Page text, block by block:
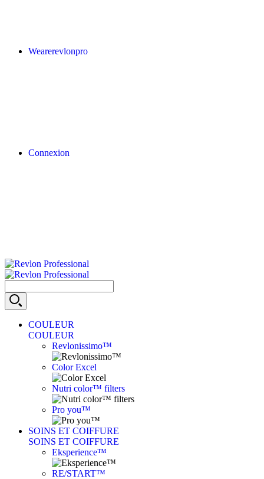
Wearerevlonpro
Connexion
COULEUR
COULEUR
Revlonissimo™
Color Excel
Nutri color™ filters
Pro you™
SOINS ET COIFFURE
SOINS ET COIFFURE
Eksperience™
RE/START™